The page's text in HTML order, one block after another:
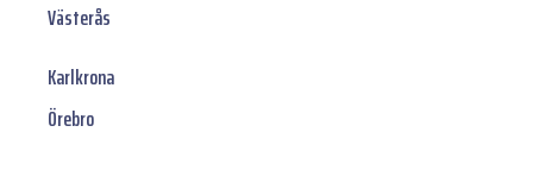
Västerås
Karlkrona
Örebro